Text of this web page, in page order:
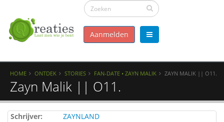
Aanmelden
HOME ONTDEK STORIES FAN-DATE • ZAYN MALIK ZAYN MALIK || O11.
Zayn Malik || O11.
Schrijver:
ZAYNLAND